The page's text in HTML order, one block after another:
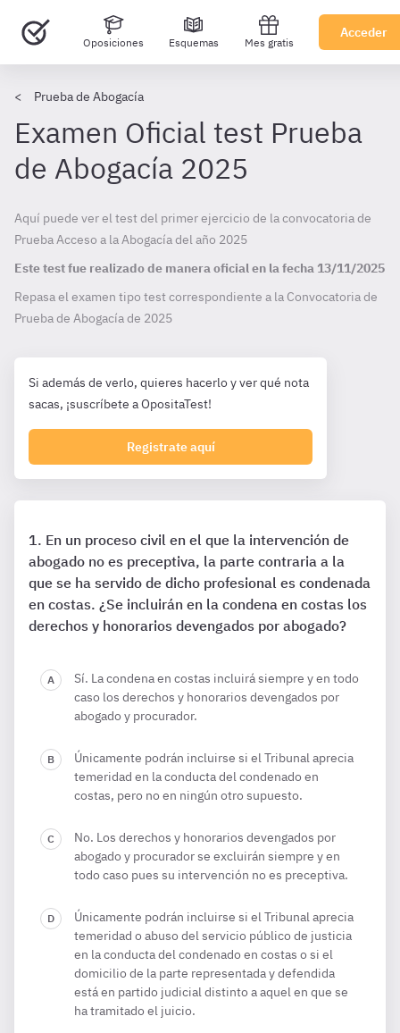
Oposiciones Esquemas Mes gratis
Acceder
Prueba de Abogacía
Examen Oficial test Prueba
de Abogacía 2025
Aquí puede ver el test del primer ejercicio de la convocatoria de
Prueba Acceso a la Abogacía del año 2025
Este test fue realizado de manera oficial en la fecha 13/11/2025
Repasa el examen tipo test correspondiente a la Convocatoria de
Prueba de Abogacía de 2025
Si además de verlo, quieres hacerlo y ver qué nota
sacas, ¡suscríbete a OpositaTest!
Registrate aquí
En un proceso civil en el que la intervención de
abogado no es preceptiva, la parte contraria a la
que se ha servido de dicho profesional es condenada
en costas. ¿Se incluirán en la condena en costas los
derechos y honorarios devengados por abogado?
Sí. La condena en costas incluirá siempre y en todo
caso los derechos y honorarios devengados por
abogado y procurador.
Únicamente podrán incluirse si el Tribunal aprecia
temeridad en la conducta del condenado en
costas, pero no en ningún otro supuesto.
No. Los derechos y honorarios devengados por
abogado y procurador se excluirán siempre y en
todo caso pues su intervención no es preceptiva.
Únicamente podrán incluirse si el Tribunal aprecia
temeridad o abuso del servicio público de justicia
en la conducta del condenado en costas o si el
domicilio de la parte representada y defendida
está en partido judicial distinto a aquel en que se
ha tramitado el juicio.